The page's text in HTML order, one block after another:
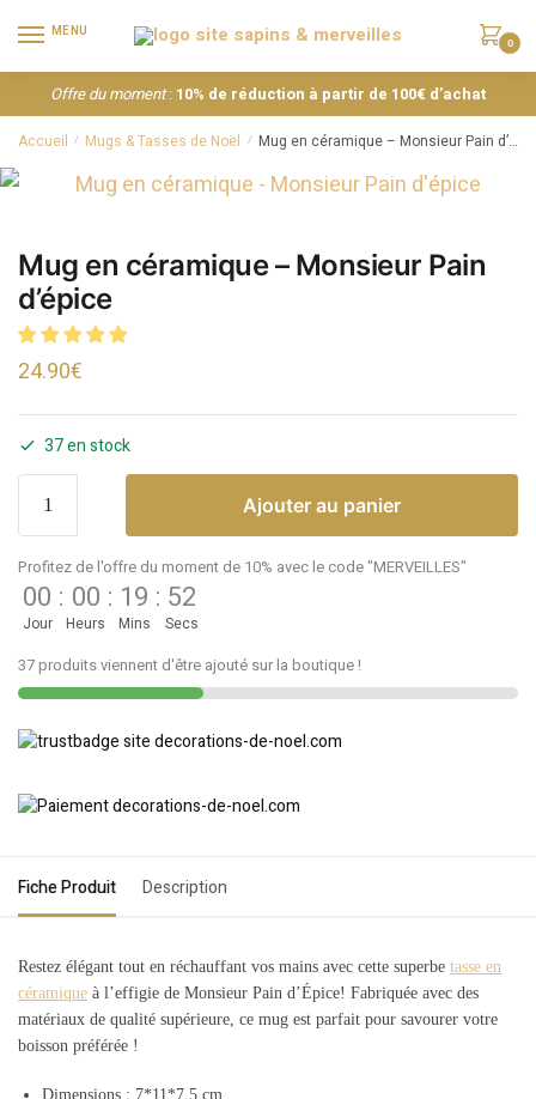
MENU
0
Offre du moment: 10% de réduction à partir de 100€ d’achat
Accueil / Mugs & Tasses de Noël / Mug en céramique – Monsieur Pain d’épice
Mug en céramique – Monsieur Pain
d’épice
24.90€
37 en stock
Ajouter au panier
Profitez de l'offre du moment de 10% avec le code "MERVEILLES"
00
Jour
: 00
Heurs
: 19
Mins
: 52
Secs
37 produits viennent d'être ajouté sur la boutique !
Fiche Produit Description
Restez élégant tout en réchauffant vos mains avec cette superbe tasse en
céramique à l’effigie de Monsieur Pain d’Épice! Fabriquée avec des
matériaux de qualité supérieure, ce mug est parfait pour savourer votre
boisson préférée !
Dimensions : 7*11*7.5 cm